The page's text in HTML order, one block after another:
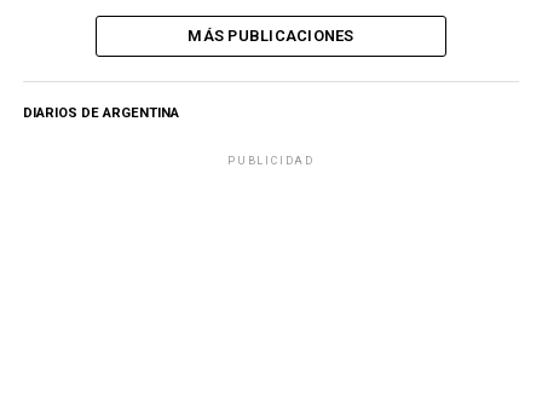
MÁS PUBLICACIONES
DIARIOS DE ARGENTINA
PUBLICIDAD